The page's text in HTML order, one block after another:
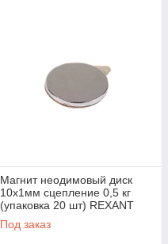
Магнит неодимовый диск
10х1мм сцепление 0,5 кг
(упаковка 20 шт) REXANT
(REXANT) (72-3111-1)
Под заказ